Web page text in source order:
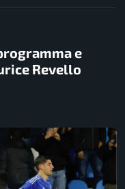
e
Revello